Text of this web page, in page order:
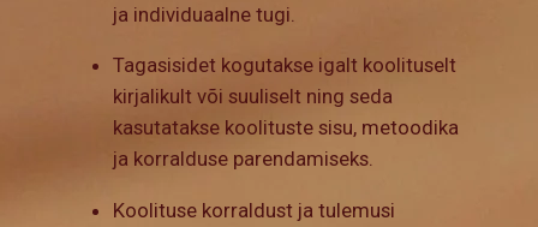
ja individuaalne tugi.
Tagasisidet kogutakse igalt koolituselt
kirjalikult või suuliselt ning seda
kasutatakse koolituste sisu, metoodika
ja korralduse parendamiseks.
Koolituse korraldust ja tulemusi